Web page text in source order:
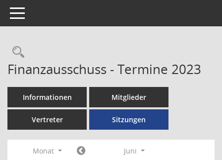
Toggle navigation
Rechercheauswahl
Finanzausschuss - Termine 2023
Informationen Mitglieder
Vertreter Sitzungen
Monat
Juni